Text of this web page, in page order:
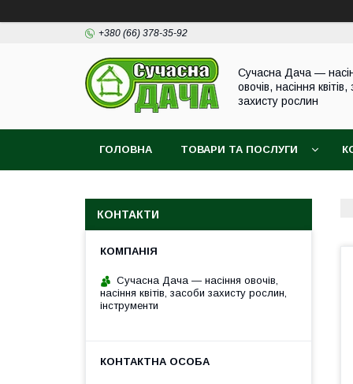
+380 (66) 378-35-92
Сучасна Дача —
овочів, насіння
захисту рослин
ГОЛОВНА ТОВАРИ ТА ПОСЛУГИ
КОНТАКТИ
Сучасна Дача — насіння овочів,
насіння квітів, засоби захисту рослин,
інструменти